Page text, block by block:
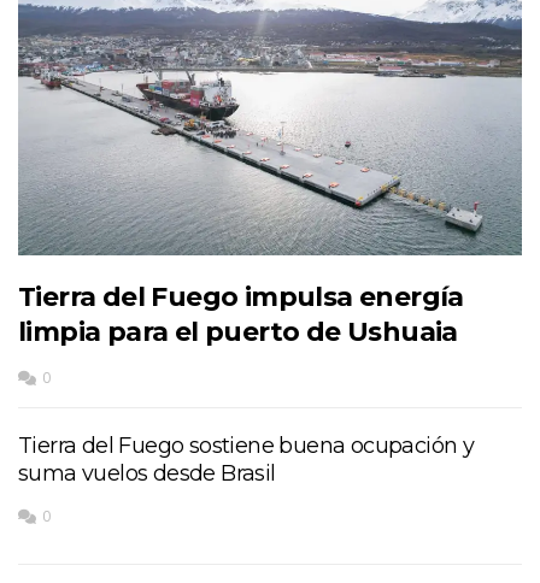
Tierra del Fuego impulsa energía
limpia para el puerto de Ushuaia
0
Tierra del Fuego sostiene buena ocupación y
suma vuelos desde Brasil
0